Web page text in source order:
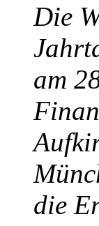
Die
am
die